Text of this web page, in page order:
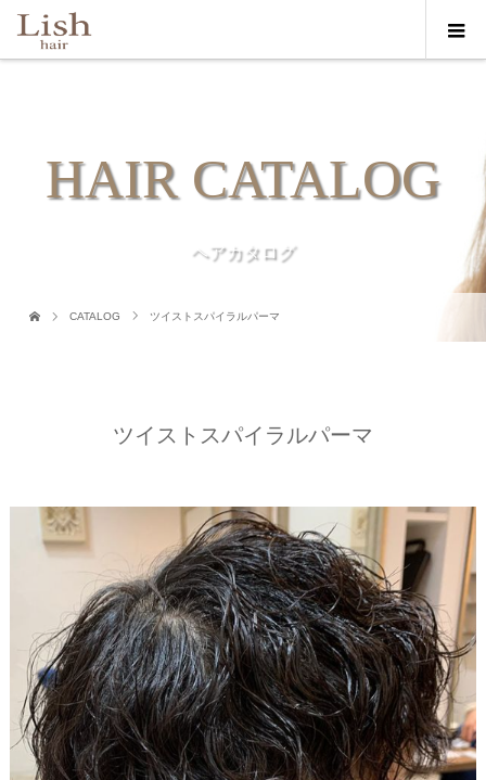
HAIR CATALOG
ヘアカタログ
CATALOG ツイストスパイラルパーマ
ツイストスパイラルパーマ